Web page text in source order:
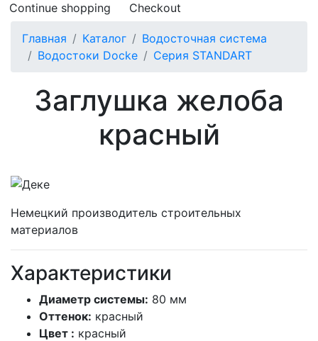
Continue shopping Checkout
Главная Каталог
Водосточная система
Водостоки Docke
Серия STANDART
Заглушка желоба
красный
Немецкий производитель строительных
материалов
Характеристики
Диаметр системы: 80 мм
Оттенок: красный
Цвет : красный